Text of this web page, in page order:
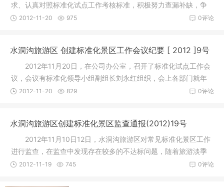
求、认真对照标准化试点工作考核标准，积极努力查漏补缺，争
取标准化试
0评论
2012-11-20 975
水洞沟旅游区 创建标准化景区工作会议纪要 [ 2012 ]9号
2012年11月20日，在公司办公室，召开了标准化试点工作会
议，会议有标准化领导小组副组长刘永红组织，会上各部门就年
终标准化
0评论
2012-11-20 829
水洞沟旅游区创建标准化景区监查通报(2012)19号
2012年11月10日12日，水洞沟旅游区对常见标准化景区工作
进行监查，在监查中发现存在较多的不达标问题，随着旅游淡季
的来临，
0评论
2012-11-19 745